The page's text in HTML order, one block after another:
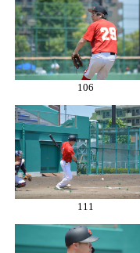
106
111